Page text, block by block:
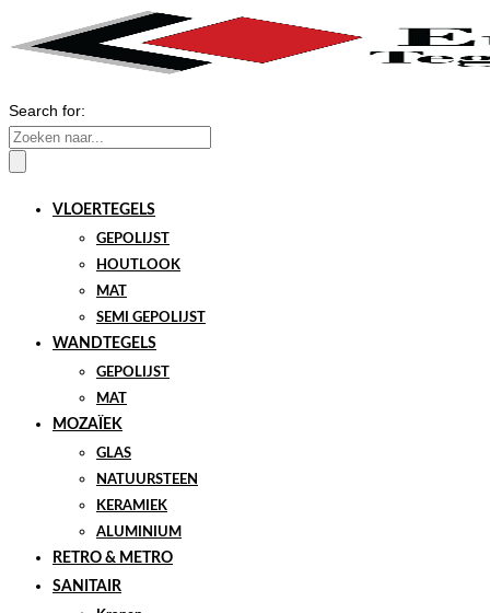
Search for:
VLOERTEGELS
GEPOLIJST
HOUTLOOK
MAT
SEMI GEPOLIJST
WANDTEGELS
GEPOLIJST
MAT
MOZAÏEK
GLAS
NATUURSTEEN
KERAMIEK
ALUMINIUM
RETRO & METRO
SANITAIR